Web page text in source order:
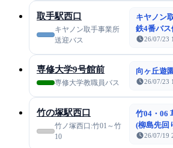
取手駅西口
キヤノン取手事業所
送迎バス
キヤノン
鉄4番バス
26/07/23
専修大学9号館前
専修大学教職員バス
向ヶ丘遊
26/07/23
竹の塚駅西口
竹ノ塚西口:竹01～竹
10
竹04・06
(柳島先回
26/07/19